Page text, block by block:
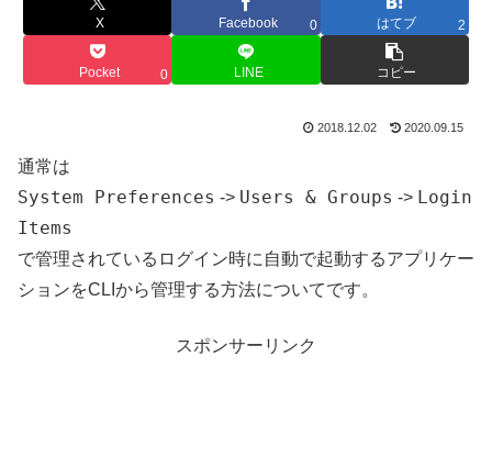
X Facebook 0 はてブ 2
Pocket 0 LINE コピー
2018.12.02 2020.09.15
通常は
System Preferences -> Users & Groups -> Login
Items
で管理されているログイン時に自動で起動するアプリケー
ションをCLIから管理する方法についてです。
スポンサーリンク